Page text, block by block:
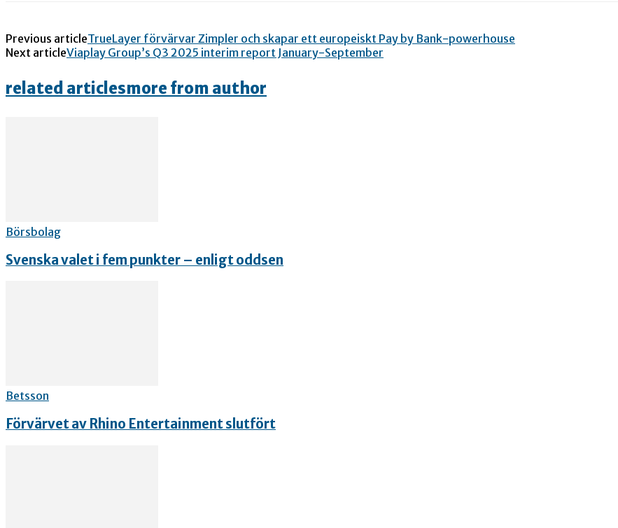
Previous articleTrueLayer förvärvar Zimpler och skapar ett europeiskt Pay by Bank-powerhouse
Next articleViaplay Group’s Q3 2025 interim report January-September
related articlesmore from author
Börsbolag
Svenska valet i fem punkter – enligt oddsen
Betsson
Förvärvet av Rhino Entertainment slutfört